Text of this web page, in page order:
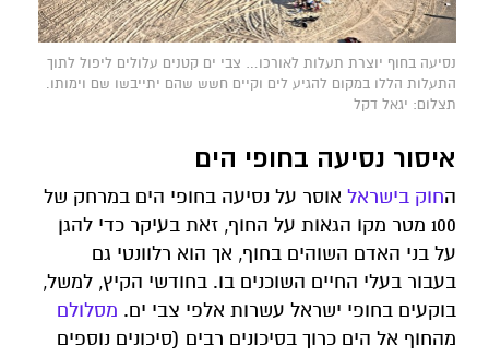
נסיעה בחוף יוצרת תעלות לאורכו… צבי ים קטנים עלולים ליפול לתוך
התעלות הללו במקום להגיע לים וקיים חשש שהם יתייבשו שם וימותו.
תצלום: יגאל דקל
איסור נסיעה בחופי הים
החוק בישראל אוסר על נסיעה בחופי הים במרחק של
100 מטר מקו הגאות על החוף, זאת בעיקר כדי להגן
על בני האדם השוהים בחוף, אך הוא רלוונטי גם
בעבור בעלי החיים השוכנים בו. בחודשי הקיץ, למשל,
בוקעים בחופי ישראל עשרות אלפי צבי ים. מסלולם
מהחוף אל הים כרוך בסיכונים רבים (סיכונים נוספים